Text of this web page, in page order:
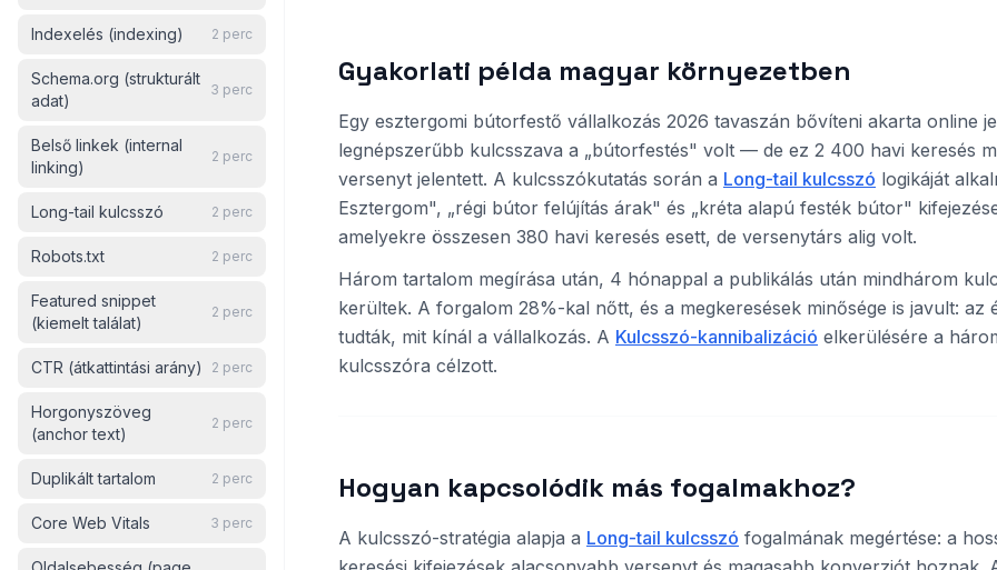
Indexelés (indexing) 2 perc
Schema.org (strukturált
adat)
3 perc
Belső linkek (internal
linking)
2 perc
Long-tail kulcsszó 2 perc
Robots.txt 2 perc
Featured snippet
(kiemelt találat)
2 perc
CTR (átkattintási arány) 2 perc
Horgonyszöveg
(anchor text)
2 perc
Duplikált tartalom 2 perc
Core Web Vitals 3 perc
Gyakorlati példa magyar környezetben
Egy esztergomi bútorfestő vállalkozás 2026 tavaszán bővíteni akarta online
legnépszerűbb kulcsszava a „bútorfestés" volt — de ez 2 400 havi keresés
versenyt jelentett. A kulcsszókutatás során a Long-tail kulcsszó logikáját
Esztergom", „régi bútor felújítás árak" és „kréta alapú festék bútor"
amelyekre összesen 380 havi keresés esett, de versenytárs alig volt.
Három tartalom megírása után, 4 hónappal a publikálás után mindhárom
kerültek. A forgalom 28%-kal nőtt, és a megkeresések minősége is javult: az
tudták, mit kínál a vállalkozás. A Kulcsszó-kannibalizáció elkerülésére a
kulcsszóra célzott.
Hogyan kapcsolódik más fogalmakhoz?
A kulcsszó-stratégia alapja a Long-tail kulcsszó fogalmának megértése: a